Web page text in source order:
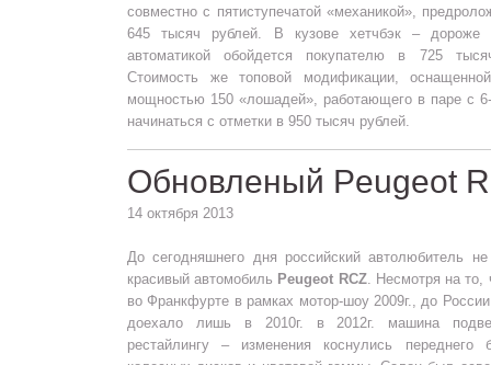
совместно с пятиступечатой «механикой»,
645 тысяч рублей. В кузове хетчбэк –
автоматикой обойдется покупателю в 725
Стоимость же топовой модификации,
мощностью 150 «лошадей», работающего в паре с
начинаться с отметки в 950 тысяч рублей.
Обновленый Peugeot
14 октября 2013
До сегодняшнего дня российский автолюбитель
красивый автомобиль Peugeot RCZ. Несмотря на то,
во Франкфурте в рамках мотор-шоу 2009г., до
доехало лишь в 2010г. в 2012г. машина
рестайлингу – изменения коснулись переднего